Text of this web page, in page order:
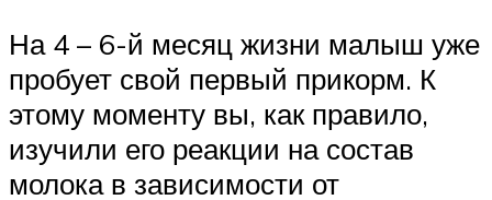
На 4 – 6-й месяц жизни малыш уже
пробует свой первый прикорм. К
этому моменту вы, как правило,
изучили его реакции на состав
молока в зависимости от